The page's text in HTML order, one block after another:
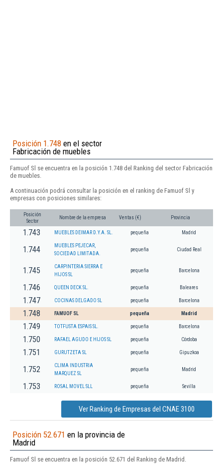
Posición 1.748 en el sector
Fabricación de muebles
Famuof Sl se encuentra en la posición 1.748 del Ranking del sector Fabricación
de muebles.
A continuación podrá consultar la posición en el ranking de Famuof Sl y
empresas con posiciones similares:
Posición
Sector
Nombre de la empresa Ventas (€) Provincia
1.743 MUEBLES DEIMAR D.Y.A. SL. pequeña Madrid
1.744
MUEBLES PEJECAR,
SOCIEDAD LIMITADA.
pequeña Ciudad Real
1.745
CARPINTERIA SIERRA E
HIJOS SL
pequeña Barcelona
1.746 QUEEN DECK SL. pequeña Baleares
1.747 COCINAS DELGADO SL pequeña Barcelona
1.748 FAMUOF SL pequeña Madrid
1.749 TOTFUSTA ESPAIS SL. pequeña Barcelona
1.750 RAFAEL AGUDO E HIJOS SL pequeña Córdoba
1.751 GURUTZETA SL pequeña Gipuzkoa
1.752
CLIMA INDUSTRIA
MARQUEZ SL
pequeña Madrid
1.753 ROSAL MOVEL SLL pequeña Sevilla
Ver Ranking de Empresas del CNAE 3100
Posición 52.671 en la provincia de
Madrid
Famuof Sl se encuentra en la posición 52.671 del Ranking de Madrid.